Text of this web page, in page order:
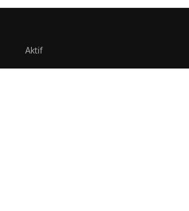
Aktif